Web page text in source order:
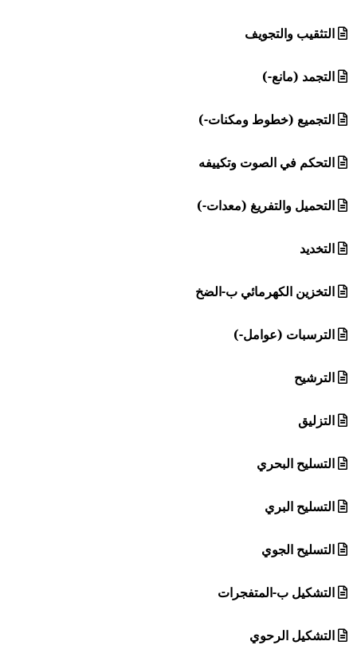
التثقيب والتجويف
التجمد (مانع-)
التجميع (خطوط ومكنات-)
التحكم في الصوت وتكييفه
التحميل والتفريغ (معدات-)
التخديد
التخزين الكهرمائي ب-الضخ
الترسبات (عوامل-)
الترشيح
التزليق
التسليح البحري
التسليح البري
التسليح الجوي
التشكيل ب-المتفجرات
التشكيل الرحوي